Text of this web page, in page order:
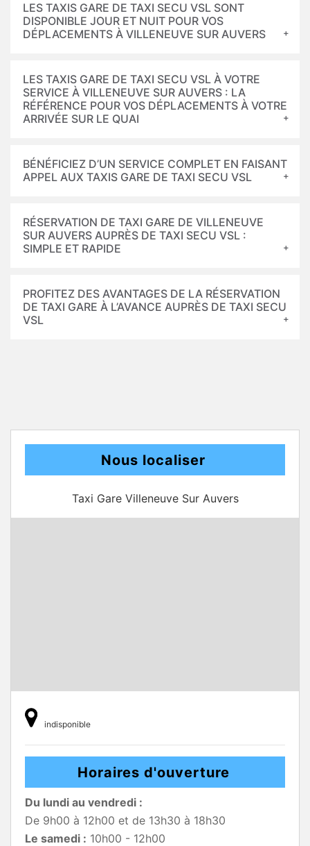
LES TAXIS GARE DE TAXI SECU VSL SONT
DISPONIBLE JOUR ET NUIT POUR VOS
DÉPLACEMENTS À VILLENEUVE SUR AUVERS
LES TAXIS GARE DE TAXI SECU VSL À VOTRE
SERVICE À VILLENEUVE SUR AUVERS : LA
RÉFÉRENCE POUR VOS DÉPLACEMENTS À VOTRE
ARRIVÉE SUR LE QUAI
BÉNÉFICIEZ D’UN SERVICE COMPLET EN FAISANT
APPEL AUX TAXIS GARE DE TAXI SECU VSL
RÉSERVATION DE TAXI GARE DE VILLENEUVE
SUR AUVERS AUPRÈS DE TAXI SECU VSL :
SIMPLE ET RAPIDE
PROFITEZ DES AVANTAGES DE LA RÉSERVATION
DE TAXI GARE À L’AVANCE AUPRÈS DE TAXI SECU
VSL
Nous localiser
Taxi Gare Villeneuve Sur Auvers
indisponible
Horaires d'ouverture
Du lundi au vendredi :
De 9h00 à 12h00 et de 13h30 à 18h30
Le samedi : 10h00 - 12h00